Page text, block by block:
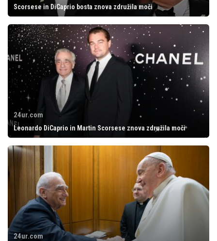
Scorsese in DiCaprio bosta znova združila moči
24ur.com
Leonardo DiCaprio in Martin Scorsese znova združila moči
24ur.com